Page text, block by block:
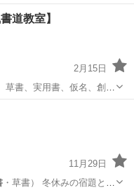
、硬筆を… ？ A. 楷書・行
道教室】
2月15日
草書、実用書、仮名、創作
11月29日
・草書） 冬休みの宿題とな